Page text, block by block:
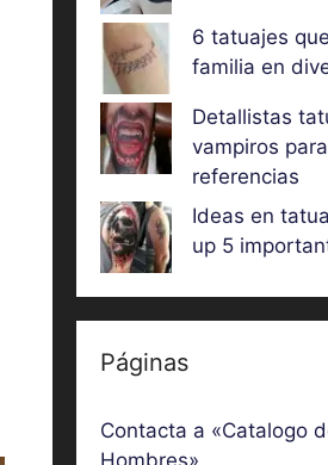
6 tatuajes
familia en
Detallistas
vampiros
referencias
Ideas en
up 5
Páginas
Contacta a «Catalogo